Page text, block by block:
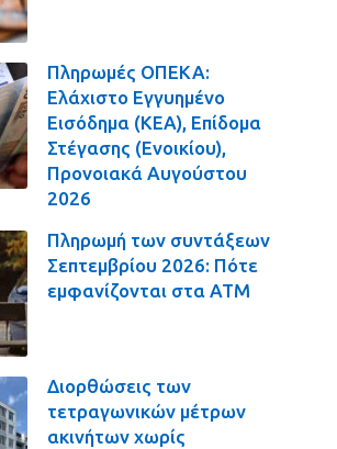
Πληρωμές ΟΠΕΚΑ:
Ελάχιστο Εγγυημένο
Εισόδημα (ΚΕΑ), Επίδομα
Στέγασης (Ενοικίου),
Προνοιακά Αυγούστου
2026
Πληρωμή των συντάξεων
Σεπτεμβρίου 2026: Πότε
εμφανίζονται στα ΑΤΜ
Διορθώσεις των
τετραγωνικών μέτρων
ακινήτων χωρίς